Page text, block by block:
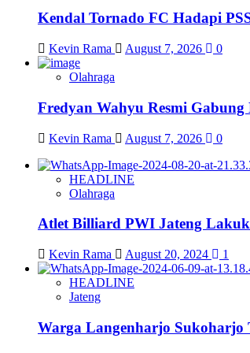
Kendal Tornado FC Hadapi
Kevin Rama August 7, 2026 0
Olahraga
Fredyan Wahyu Resmi
Kevin Rama August 7, 2026 0
HEADLINE
Olahraga
Atlet Billiard PWI Jateng
Kevin Rama August 20, 2024 1
HEADLINE
Jateng
Warga Langenharjo Sukoharjo